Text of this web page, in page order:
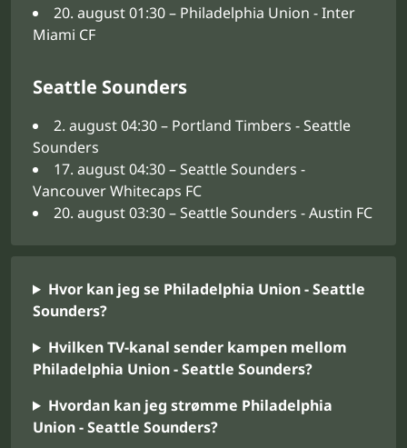
20. august 01:30 – Philadelphia Union - Inter
Miami CF
Seattle Sounders
2. august 04:30 – Portland Timbers - Seattle
Sounders
17. august 04:30 – Seattle Sounders -
Vancouver Whitecaps FC
20. august 03:30 – Seattle Sounders - Austin FC
Hvor kan jeg se Philadelphia Union - Seattle
Sounders?
Hvilken TV-kanal sender kampen mellom
Philadelphia Union - Seattle Sounders?
Hvordan kan jeg strømme Philadelphia
Union - Seattle Sounders?